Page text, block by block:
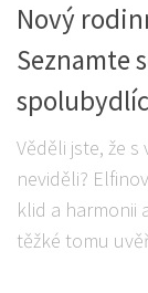
Nový
Seznamte
Věděli jste, že
neviděli?
klid a harmonii
těžké tomu